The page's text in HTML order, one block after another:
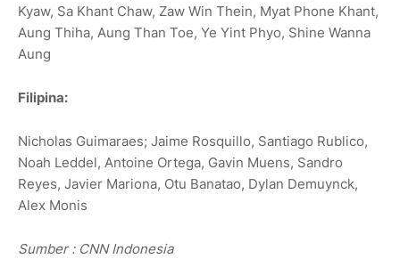
Kyaw, Sa Khant Chaw, Zaw Win Thein, Myat Phone Khant,
Aung Thiha, Aung Than Toe, Ye Yint Phyo, Shine Wanna
Aung
Filipina:
Nicholas Guimaraes; Jaime Rosquillo, Santiago Rublico,
Noah Leddel, Antoine Ortega, Gavin Muens, Sandro
Reyes, Javier Mariona, Otu Banatao, Dylan Demuynck,
Alex Monis
Sumber : CNN Indonesia